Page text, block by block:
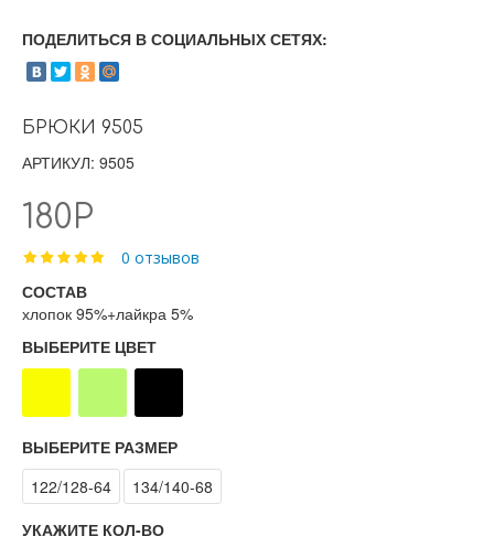
ПОДЕЛИТЬСЯ В СОЦИАЛЬНЫХ СЕТЯХ:
БРЮКИ 9505
АРТИКУЛ: 9505
180Р
0 отзывов
СОСТАВ
хлопок 95%+лайкра 5%
ВЫБЕРИТЕ ЦВЕТ
ВЫБЕРИТЕ РАЗМЕР
122/128-64
134/140-68
УКАЖИТЕ КОЛ-ВО